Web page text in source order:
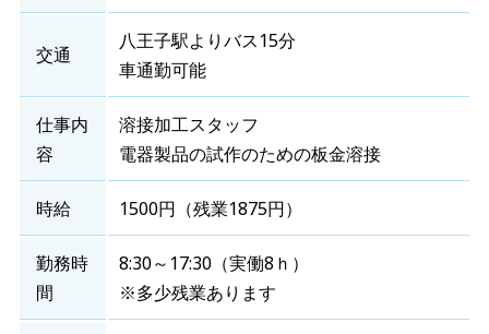
交通
八王子駅よりバス15分
車通勤可能
仕事内
容
溶接加工スタッフ
電器製品の試作のための板金溶接
時給 1500円（残業1875円）
勤務時
間
8:30～17:30（実働8ｈ）
※多少残業あります